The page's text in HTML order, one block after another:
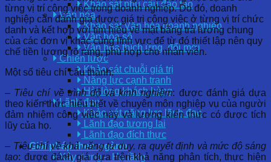
Khảo sát nhu cầu đào tạo
Văn hóa
Khảo sát Văn hóa doanh nghiệp
Văn hóa số
Văn hóa thích ứng, đổi mới
Chiến lược
Khảo sát chuỗi giá trị
Năng lực cạnh tranh
Hài lòng khách hàng
Lãnh đạo
Khảo sát năng lực lãnh đạo
Lãnh đạo tương lai
Lãnh đạo đích thực
Giải pháp theo ngành
Xây dựng – Hạ tầng
từng vị trí công việc trong doanh nghiệp. Do đó, doanh
nghiệp cần đánh giá được giá trị công việc ở từng vị trí chức
danh và kết hợp với tìm hiểu về mặt bằng trả lương chung
của các đơn vị khác cùng lĩnh vực để từ đó thiết lập nên quy
chế tiền lương rõ ràng, phù hợp cho nhân viên.
Một số tiêu chí cấu thành:
– Tiêu chí về trình độ và kinh nghiệm: được đánh giá dựa
theo kiến thức hiểu biết về chuyên môn nghiệp vụ của người
đảm nhiệm công việc này và lượng kiến thức có được tích
lũy của họ.
– Tiêu chí về khả năng tư duy, ra quyết định và mức độ sáng
tạo: được đánh giá dựa trên khả năng phân tích, thực hiện